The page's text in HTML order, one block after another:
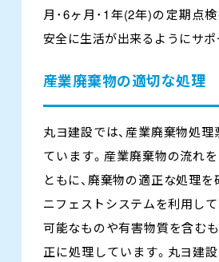
月･6ヶ月･1年(2年)の定期点検
安全に生活が出来るようにサポ
産業廃棄物の適切な処理
丸ヨ建設では、産業廃棄物処
ています。産業廃棄物の流れ
ともに、廃棄物の適正な処理
ニフェストシステムを利用し
可能なものや有害物質を含む
正に処理しています。丸ヨ建